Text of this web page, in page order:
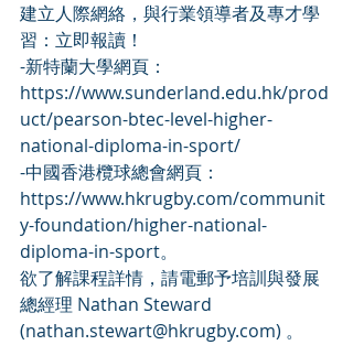
建立人際網絡，與行業領導者及專才學
習：立即報讀！
-新特蘭大學網頁：
https://www.sunderland.edu.hk/prod
uct/pearson-btec-level-higher-
national-diploma-in-sport/
-中國香港欖球總會網頁：
https://www.hkrugby.com/communit
y-foundation/higher-national-
diploma-in-sport。
欲了解課程詳情，請電郵予培訓與發展
總經理 Nathan Steward
(nathan.stewart@hkrugby.com) 。